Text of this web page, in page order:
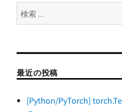
検
索:
最近の投稿
[Python/PyTorch]